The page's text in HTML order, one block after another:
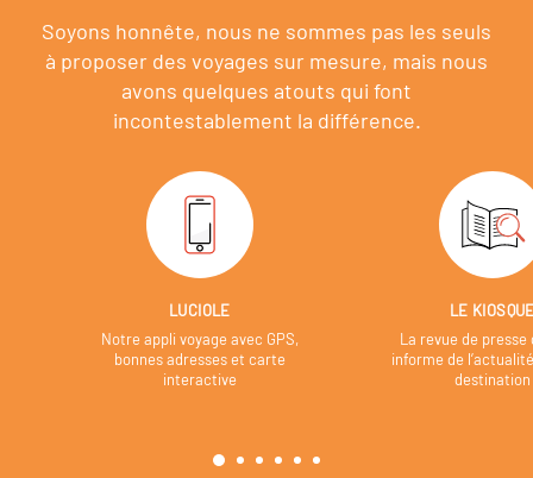
Soyons honnête, nous ne sommes pas les seuls
à proposer des voyages sur mesure, mais nous
avons quelques atouts qui font
incontestablement la différence.
LUCIOLE
Notre appli voyage avec GPS,
bonnes adresses et carte
interactive
LE
La revue de presse
informe de
destination